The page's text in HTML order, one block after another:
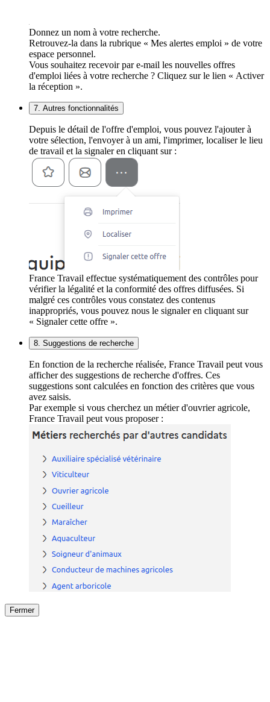
Donnez un nom à votre recherche.
Retrouvez-la dans la rubrique « Mes alertes emploi » de votre
espace personnel.
Vous souhaitez recevoir par e-mail les nouvelles offres
d'emploi liées à votre recherche ? Cliquez sur le lien « Activer
la réception ».
7. Autres fonctionnalités
Depuis le détail de l'offre d'emploi, vous pouvez l'ajouter à
votre sélection, l'envoyer à un ami, l'imprimer, localiser le lieu
de travail et la signaler en cliquant sur :
France Travail effectue systématiquement des contrôles pour
vérifier la légalité et la conformité des offres diffusées. Si
malgré ces contrôles vous constatez des contenus
inappropriés, vous pouvez nous le signaler en cliquant sur
« Signaler cette offre ».
8. Suggestions de recherche
En fonction de la recherche réalisée, France Travail peut vous
afficher des suggestions de recherche d'offres. Ces
suggestions sont calculées en fonction des critères que vous
avez saisis.
Par exemple si vous cherchez un métier d'ouvrier agricole,
France Travail peut vous proposer :
Fermer